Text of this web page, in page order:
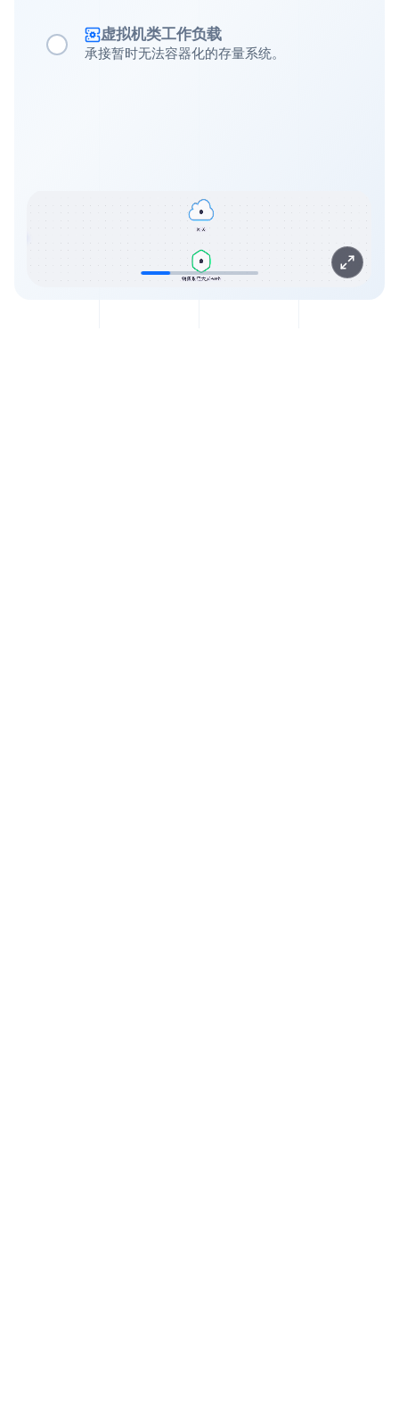
虚拟机类工作负载
承接暂时无法容器化的存量系统。